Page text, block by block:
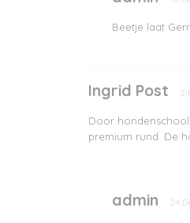
Beetje laat
Ingrid Post
Door
premium rund. De
admin 24